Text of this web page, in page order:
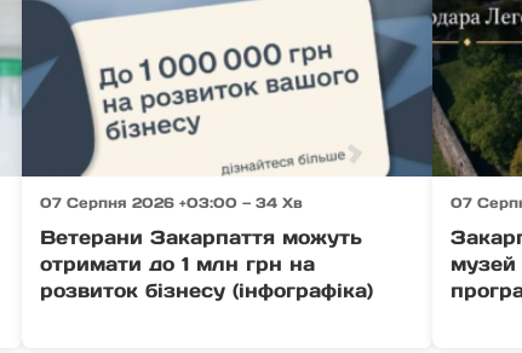
07 Серпня 2026 +03:00 — 34 Хв
Ветерани Закарпаття можуть
отримати до 1 млн грн на
розвиток бізнесу (інфографіка)
07
музей